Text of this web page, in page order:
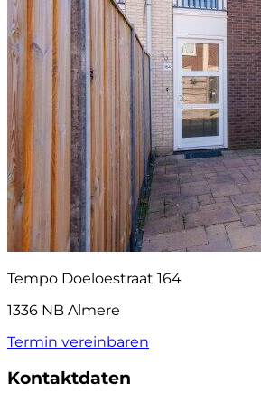
Tempo Doeloestraat 164
1336 NB Almere
Termin vereinbaren
Kontaktdaten